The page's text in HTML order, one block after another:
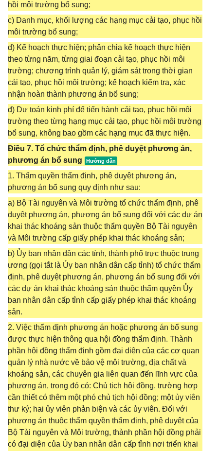
hồi môi trường bổ sung;
c) Danh mục, khối lượng các hạng mục cải tạo, phục hồi
môi trường bổ sung;
d) Kế hoạch thực hiện; phân chia kế hoạch thực hiện
theo từng năm, từng giai đoạn cải tạo, phục hồi môi
trường; chương trình quản lý, giám sát trong thời gian
cải tạo, phục hồi môi trường; kế hoạch kiểm tra, xác
nhận hoàn thành phương án bổ sung;
đ) Dự toán kinh phí để tiến hành cải tạo, phục hồi môi
trường theo từng hạng mục cải tạo, phục hồi môi trường
bổ sung, không bao gồm các hạng mục đã thực hiện.
Điều 7. Tổ chức thẩm định, phê duyệt phương án,
phương án bổ sung
1. Thẩm quyền thẩm định, phê duyệt phương án,
phương án bổ sung quy định như sau:
a) Bộ Tài nguyên và Môi trường tổ chức thẩm định, phê
duyệt phương án, phương án bổ sung đối với các dự án
khai thác khoáng sản thuộc thẩm quyền Bộ Tài nguyên
và Môi trường cấp giấy phép khai thác khoáng sản;
b) Ủy ban nhân dân các tỉnh, thành phố trực thuộc trung
ương (gọi tắt là Ủy ban nhân dân cấp tỉnh) tổ chức thẩm
định, phê duyệt phương án, phương án bổ sung đối với
các dự án khai thác khoáng sản thuộc thẩm quyền Ủy
ban nhân dân cấp tỉnh cấp giấy phép khai thác khoáng
sản.
2. Việc thẩm định phương án hoặc phương án bổ sung
được thực hiện thông qua hội đồng thẩm định. Thành
phần hội đồng thẩm định gồm đại diện của các cơ quan
quản lý nhà nước về bảo vệ môi trường, địa chất và
khoáng sản, các chuyên gia liên quan đến lĩnh vực của
phương án, trong đó có: Chủ tịch hội đồng, trường hợp
cần thiết có thêm một phó chủ tịch hội đồng; một ủy viên
thư ký; hai ủy viên phản biện và các ủy viên. Đối với
phương án thuộc thẩm quyền thẩm định, phê duyệt của
Bộ Tài nguyên và Môi trường, thành phần hội đồng phải
có đại diện của Ủy ban nhân dân cấp tỉnh nơi triển khai